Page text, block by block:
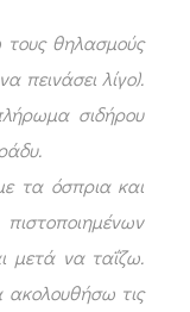
θηλασμούς
πεινάσει λίγο).
σιδήρου
τα όσπρια και
μετά να ταΐζω.
τις